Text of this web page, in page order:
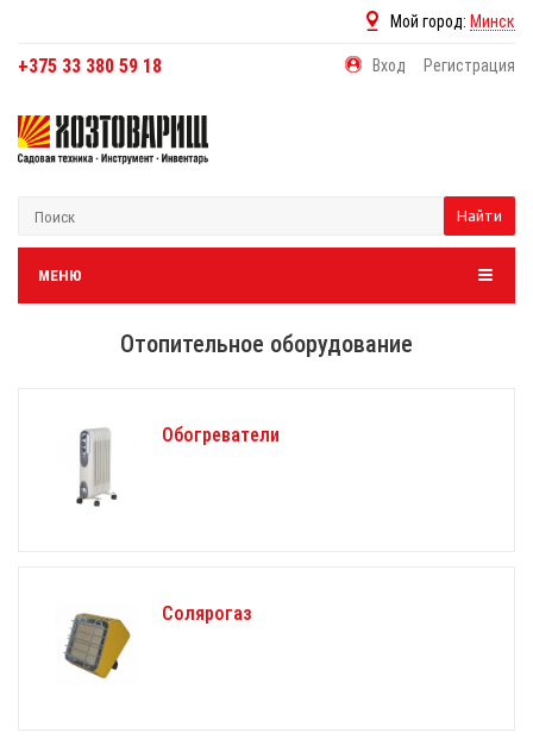
Мой город: Минск
+375 33 380 59 18 Вход Регистрация
Найти
МЕНЮ
Отопительное оборудование
Обогреватели
Солярогаз